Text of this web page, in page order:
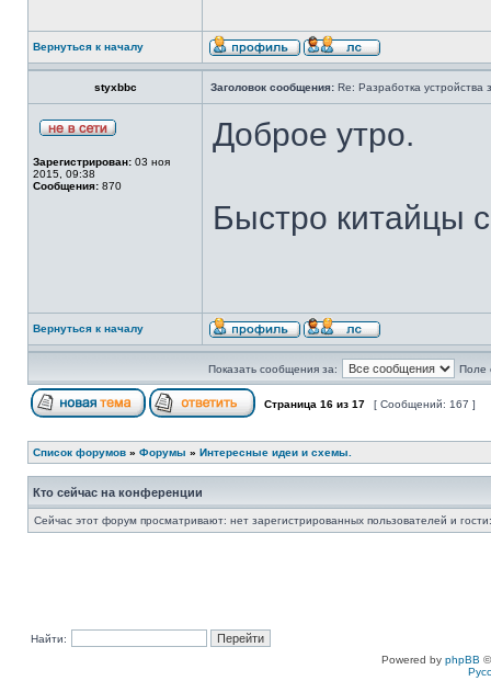
Вернуться к началу
styxbbc Заголовок сообщения: Re: Разработка устройства
Зарегистрирован: 03 ноя
2015, 09:38
Сообщения: 870
Доброе утро.
Быстро китайцы
Вернуться к началу
Показать сообщения за: Поле
Страница 16 из 17 [ Сообщений: 167 ]
Список форумов » Форумы » Интересные идеи и схемы.
Кто сейчас на конференции
Сейчас этот форум просматривают: нет зарегистрированных пользователей и
Найти:
Powered by phpBB